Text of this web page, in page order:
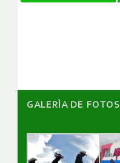
GALERÌA DE FOTOS